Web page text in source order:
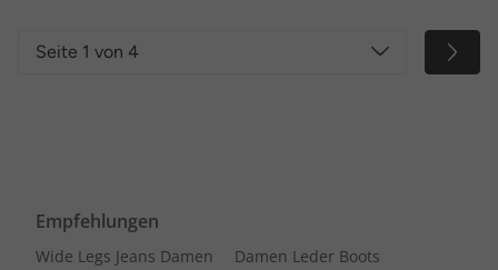
Seite 1 von 4
Empfehlungen
Wide Legs Jeans Damen
Damen Leder Boots